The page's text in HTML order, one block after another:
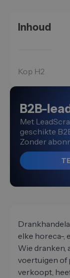
Inhoud
Kop H2
B2B-
Met
geschikte
Zonder
elke horeca-,
Wie dranken,
voertuigen of
verkoopt,